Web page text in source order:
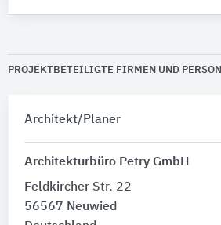
PROJEKTBETEILIGTE FIRMEN UND
Architekt/Planer
Architekturbüro Petry GmbH
Feldkircher Str. 22
56567 Neuwied